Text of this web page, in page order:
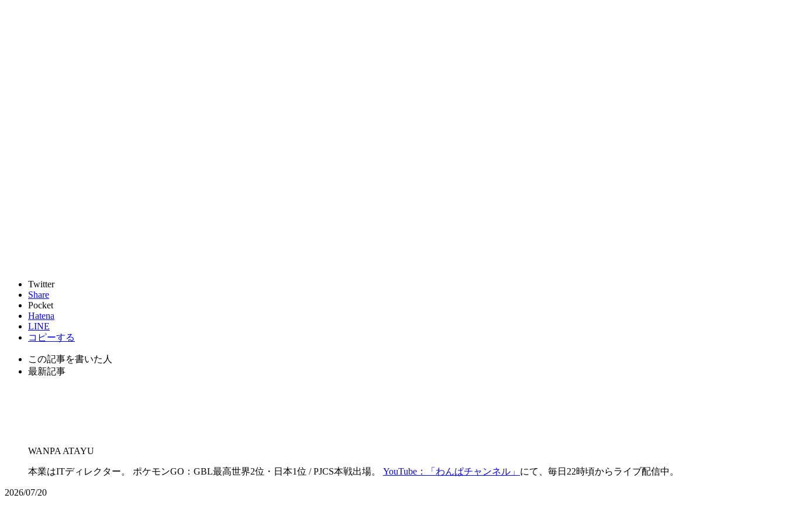
Twitter
Share
Pocket
Hatena
LINE
コピーする
この記事を書いた人
最新記事
WANPA ATAYU
本業はITディレクター。 ポケモンGO：GBL最高世界2位・日本1位 / PJCS本戦出場。 YouTube：「わんぱチャンネル」 にて、毎日22時頃からライブ配信中。
2026/07/20